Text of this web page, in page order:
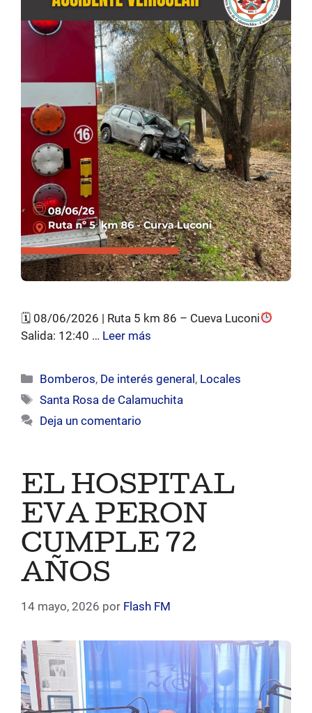
🗓 08/06/2026 | Ruta 5 km 86 – Cueva Luconi
Salida: 12:40 … Leer más
Categorías
Bomberos, De interés general, Locales
Etiquetas
Santa Rosa de Calamuchita
Deja un comentario
EL HOSPITAL
EVA PERON
CUMPLE 72
AÑOS
14 mayo, 2026 por Flash FM